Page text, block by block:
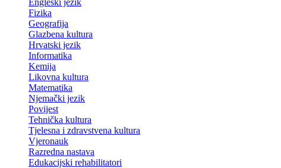
Engleski jezik
Fizika
Geografija
Glazbena kultura
Hrvatski jezik
Informatika
Kemija
Likovna kultura
Matematika
Njemački jezik
Povijest
Tehnička kultura
Tjelesna i zdravstvena kultura
Vjeronauk
Razredna nastava
Edukacijski rehabilitatori